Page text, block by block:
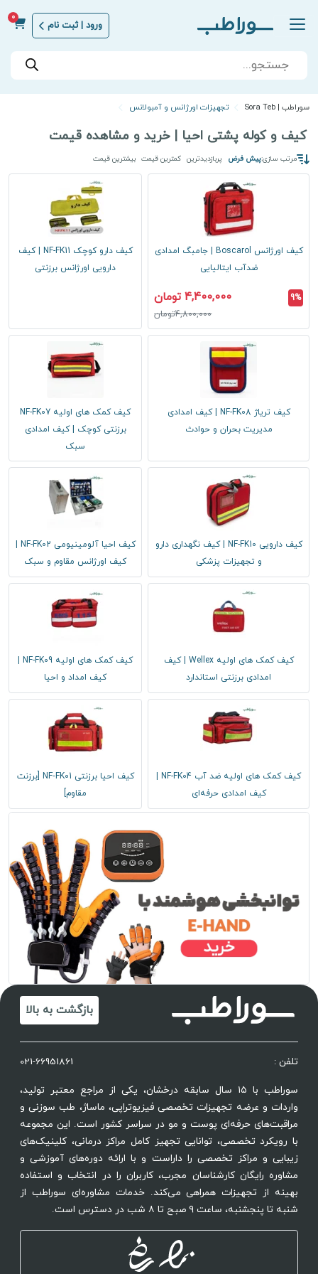
ورود | ثبت نام
0
Products
search
سوراطب | Sora Teb تجهیزات اورژانس و آمبولانس
کیف و کوله پشتی احیا | خرید و مشاهده قیمت
مرتب سازی:پیش فرض پربازدیدترین کمترین قیمت بیشترین قیمت
کیف اورژانس Boscarol | جامبگ امدادی
ضدآب ایتالیایی
9% 4,400,000 تومان
4,800,000تومان
کیف دارو کوچک NF-FK11 | کیف
دارویی اورژانس برزنتی
کیف تریاژ NF-FK08 | کیف امدادی
مدیریت بحران و حوادث
کیف کمک های اولیه NF-FK07
برزنتی کوچک | کیف امدادی
سبک
کیف دارویی NF-FK10 | کیف نگهداری دارو
و تجهیزات پزشکی
کیف اورژانس مقاوم و سبک
کیف کمک های اولیه Wellex | کیف
امدادی برزنتی استاندارد
کیف کمک های اولیه NF-FK09 |
کیف امداد و احیا
کیف کمک های اولیه ضد آب NF-FK04 |
کیف امدادی حرفه‌ای
کیف احیا برزنتی NF‑FK01 [برزنت
مقاوم]
بازگشت به بالا
تلفن : 021-66951861
سوراطب با ۱۵ سال سابقه درخشان، یکی از مراجع معتبر تولید،
واردات و عرضه تجهیزات تخصصی فیزیوتراپی، ماساژ، طب سوزنی و
مراقبت‌های حرفه‌ای پوست و مو در سراسر کشور است. این مجموعه
با رویکرد تخصصی، توانایی تجهیز کامل مراکز درمانی، کلینیک‌های
زیبایی و مراکز تخصصی را داراست و با ارائه دوره‌های آموزشی و
مشاوره رایگان کارشناسان مجرب، کاربران را در انتخاب و استفاده
بهینه از تجهیزات همراهی می‌کند. خدمات مشاوره‌ای سوراطب از
شنبه تا پنجشنبه، ساعت ۹ صبح تا ۸ شب در دسترس است.